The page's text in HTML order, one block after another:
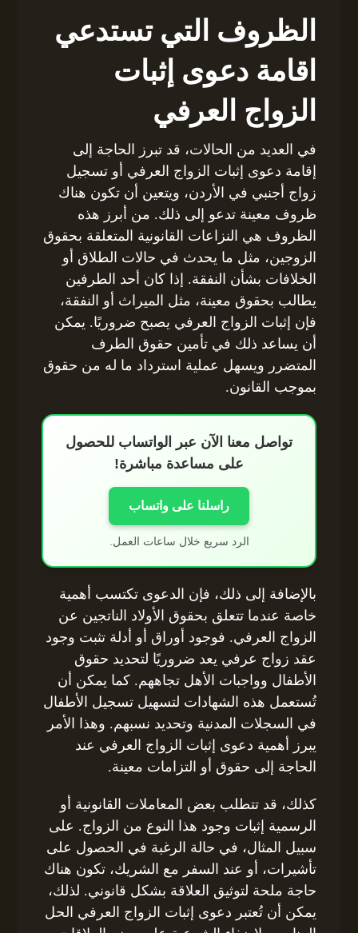
الظروف التي تستدعي
اقامة دعوى إثبات
الزواج العرفي
في العديد من الحالات، قد تبرز الحاجة إلى
إقامة دعوى إثبات الزواج العرفي أو تسجيل
زواج أجنبي في الأردن، ويتعين أن تكون هناك
ظروف معينة تدعو إلى ذلك. من أبرز هذه
الظروف هي النزاعات القانونية المتعلقة بحقوق
الزوجين، مثل ما يحدث في حالات الطلاق أو
الخلافات بشأن النفقة. إذا كان أحد الطرفين
يطالب بحقوق معينة، مثل الميراث أو النفقة،
فإن إثبات الزواج العرفي يصبح ضروريًا. يمكن
أن يساعد ذلك في تأمين حقوق الطرف
المتضرر ويسهل عملية استرداد ما له من حقوق
بموجب القانون.
تواصل معنا الآن عبر الواتساب للحصول
على مساعدة مباشرة!
راسلنا على واتساب
الرد سريع خلال ساعات العمل.
بالإضافة إلى ذلك، فإن الدعوى تكتسب أهمية
خاصة عندما تتعلق بحقوق الأولاد الناتجين عن
الزواج العرفي. فوجود أوراق أو أدلة تثبت وجود
عقد زواج عرفي يعد ضروريًا لتحديد حقوق
الأطفال وواجبات الأهل تجاههم. كما يمكن أن
تُستعمل هذه الشهادات لتسهيل تسجيل الأطفال
في السجلات المدنية وتحديد نسبهم. وهذا الأمر
يبرز أهمية دعوى إثبات الزواج العرفي عند
الحاجة إلى حقوق أو التزامات معينة.
كذلك، قد تتطلب بعض المعاملات القانونية أو
الرسمية إثبات وجود هذا النوع من الزواج. على
سبيل المثال، في حالة الرغبة في الحصول على
تأشيرات، أو عند السفر مع الشريك، تكون هناك
حاجة ملحة لتوثيق العلاقة بشكل قانوني. لذلك،
يمكن أن تُعتبر دعوى إثبات الزواج العرفي الحل